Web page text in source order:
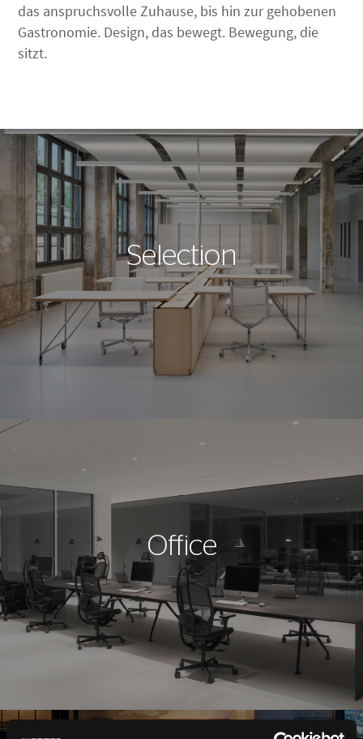
das anspruchsvolle Zuhause, bis hin zur gehobenen
Gastronomie. Design, das bewegt. Bewegung, die
sitzt.
Selection
Office